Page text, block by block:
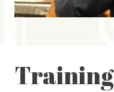
Training